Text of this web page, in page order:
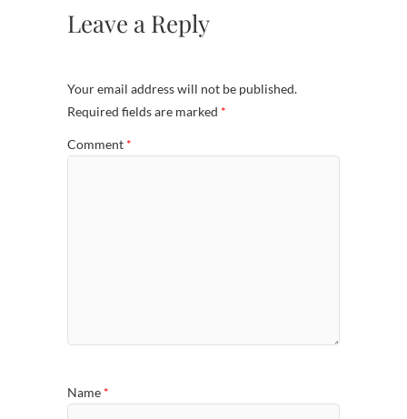
Leave a Reply
Your email address will not be published.
Required fields are marked *
Comment *
Name *